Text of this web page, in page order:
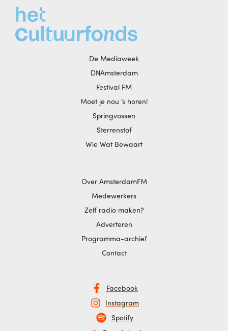
De Mediaweek
DNAmsterdam
Festival FM
Moet je nou ‘s horen!
Springvossen
Sterrenstof
Wie Wat Bewaart
Over AmsterdamFM
Medewerkers
Zelf radio maken?
Adverteren
Programma-archief
Contact
Facebook
Instagram
Spotify